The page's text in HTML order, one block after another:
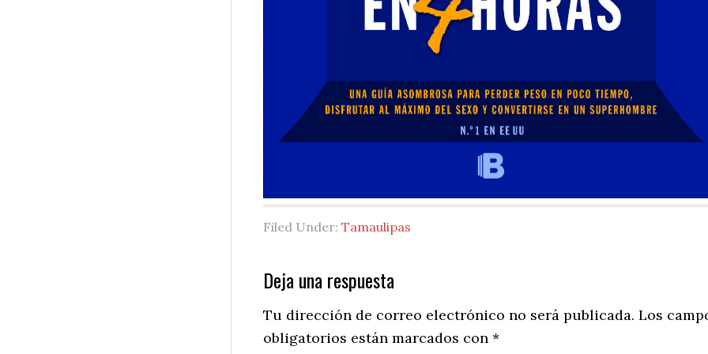
Filed Under: Tamaulipas
Reader
Interactions
Deja una respuesta
Tu dirección de correo electrónico no será publicada. Los
obligatorios están marcados con *